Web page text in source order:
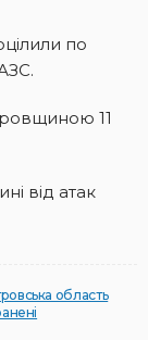
по
11
від атак
область